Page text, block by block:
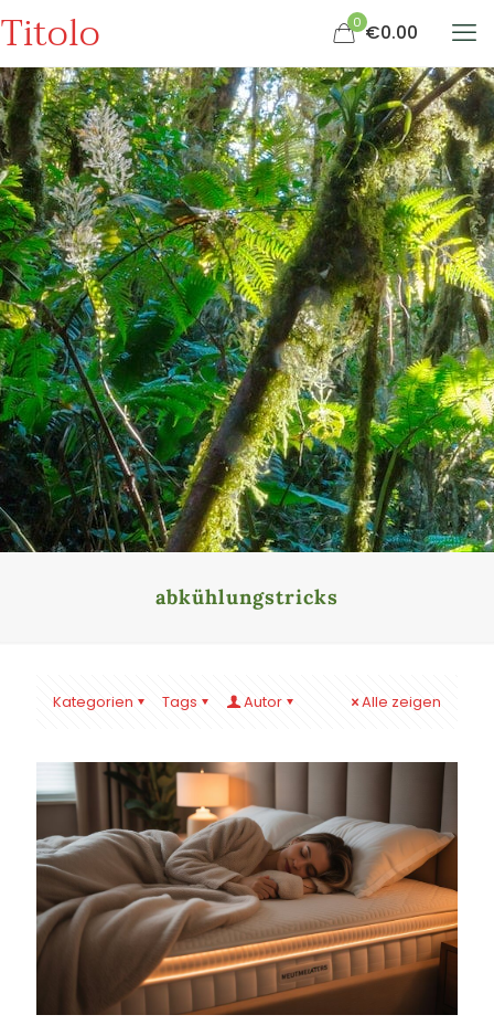
Titolo 0 €0.00
abkühlungstricks
Kategorien Tags Autor Alle zeigen